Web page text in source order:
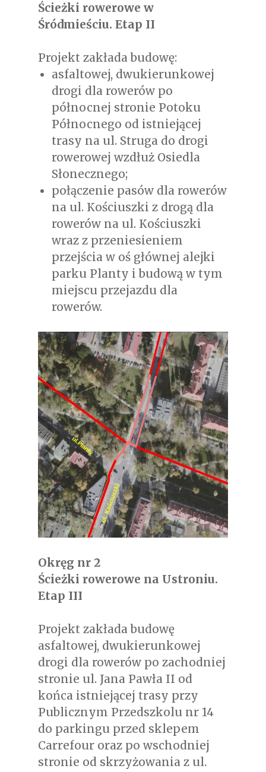
Ścieżki rowerowe w
Śródmieściu. Etap II
Projekt zakłada budowę:
asfaltowej, dwukierunkowej
drogi dla rowerów po
północnej stronie Potoku
Północnego od istniejącej
trasy na ul. Struga do drogi
rowerowej wzdłuż Osiedla
Słonecznego;
połączenie pasów dla rowerów
na ul. Kościuszki z drogą dla
rowerów na ul. Kościuszki
wraz z przeniesieniem
przejścia w oś głównej alejki
parku Planty i budową w tym
miejscu przejazdu dla
rowerów.
Okręg nr 2
Ścieżki rowerowe na Ustroniu.
Etap III
Projekt zakłada budowę
asfaltowej, dwukierunkowej
drogi dla rowerów po zachodniej
stronie ul. Jana Pawła II od
końca istniejącej trasy przy
Publicznym Przedszkolu nr 14
do parkingu przed sklepem
Carrefour oraz po wschodniej
stronie od skrzyżowania z ul.